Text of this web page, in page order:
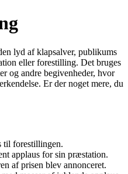
lyd af klapsalver, publikums
eller forestilling. Det bruges
og andre begivenheder, hvor
Er der noget mere, du
til forestillingen.
applaus for sin præstation.
af prisen blev annonceret.